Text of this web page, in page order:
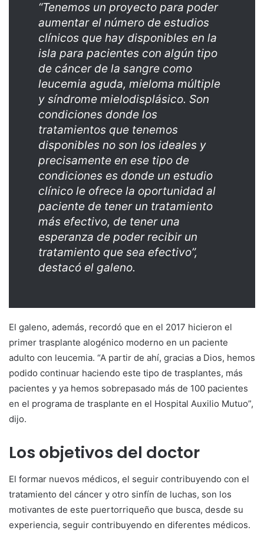
“Tenemos un proyecto para poder
aumentar el número de estudios
clínicos que hay disponibles en la
isla para pacientes con algún tipo
de cáncer de la sangre como
leucemia aguda, mieloma múltiple
y síndrome mielodisplásico. Son
condiciones donde los
tratamientos que tenemos
disponibles no son los ideales y
precisamente en ese tipo de
condiciones es donde un estudio
clínico le ofrece la oportunidad al
paciente de tener un tratamiento
más efectivo, de tener una
esperanza de poder recibir un
tratamiento que sea efectivo”,
destacó el galeno.
El galeno, además, recordó que en el 2017 hicieron el
primer trasplante alogénico moderno en un paciente
adulto con leucemia. “A partir de ahí, gracias a Dios, hemos
podido continuar haciendo este tipo de trasplantes, más
pacientes y ya hemos sobrepasado más de 100 pacientes
en el programa de trasplante en el Hospital Auxilio Mutuo”,
dijo.
Los objetivos del doctor
El formar nuevos médicos, el seguir contribuyendo con el
tratamiento del cáncer y otro sinfín de luchas, son los
motivantes de este puertorriqueño que busca, desde su
experiencia, seguir contribuyendo en diferentes médicos.